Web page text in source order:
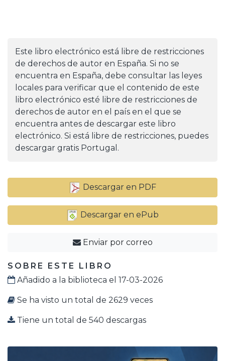
Este libro electrónico está libre de restricciones
de derechos de autor en España. Si no se
encuentra en España, debe consultar las leyes
locales para verificar que el contenido de este
libro electrónico esté libre de restricciones de
derechos de autor en el país en el que se
encuentra antes de descargar este libro
electrónico. Si está libre de restricciones, puedes
descargar gratis Portugal.
Descargar en PDF
Descargar en ePub
Enviar por correo
SOBRE ESTE LIBRO
Añadido a la biblioteca el 17-03-2026
Se ha visto un total de 2629 veces
Tiene un total de 540 descargas